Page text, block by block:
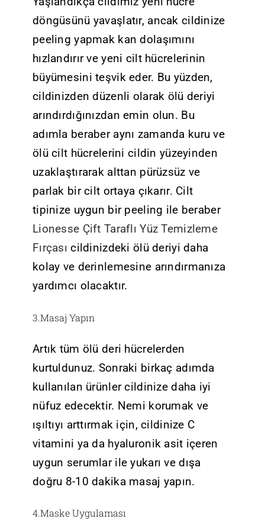
döngüsünü yavaşlatır, ancak cildinize
peeling yapmak kan dolaşımını
hızlandırır ve yeni cilt hücrelerinin
büyümesini teşvik eder. Bu yüzden,
cildinizden düzenli olarak ölü deriyi
arındırdığınızdan emin olun. Bu
adımla beraber aynı zamanda kuru ve
ölü cilt hücrelerini cildin yüzeyinden
uzaklaştırarak alttan pürüzsüz ve
parlak bir cilt ortaya çıkarır. Cilt
tipinize uygun bir peeling ile beraber
Lionesse Çift Taraflı Yüz Temizleme
Fırçası cildinizdeki ölü deriyi daha
kolay ve derinlemesine arındırmanıza
yardımcı olacaktır.
3.Masaj Yapın
Artık tüm ölü deri hücrelerden
kurtuldunuz. Sonraki birkaç adımda
kullanılan ürünler cildinize daha iyi
nüfuz edecektir. Nemi korumak ve
ışıltıyı arttırmak için, cildinize C
vitamini ya da hyaluronik asit içeren
uygun serumlar ile yukarı ve dışa
doğru 8-10 dakika masaj yapın.
4.Maske Uygulaması